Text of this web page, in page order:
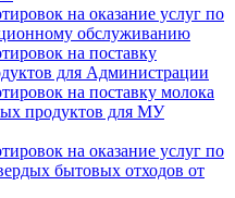
на оказание услуг по
обслуживанию
на поставку
для Администрации
на поставку молока
продуктов для МУ
на оказание услуг по
бытовых отходов от